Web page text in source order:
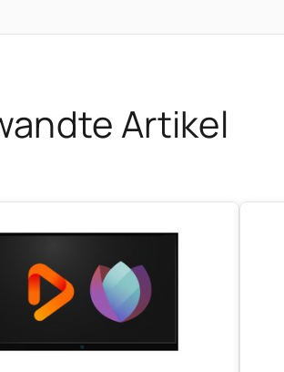
Artikel